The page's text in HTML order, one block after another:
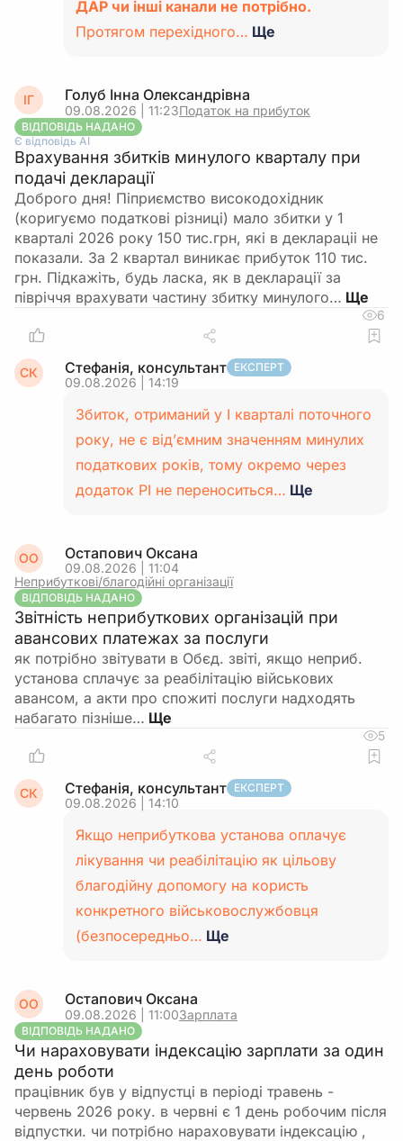
ДАР чи інші канали не потрібно.
Протягом перехідного… Ще
ІГ Голуб Інна Олександрівна
09.08.2026 | 11:23Податок на прибуток
ВІДПОВІДЬ НАДАНО
Є відповідь АІ
Врахування збитків минулого кварталу при
подачі декларації
Доброго дня! Піприємство високодохідник
(коригуємо податкові різниці) мало збитки у 1
кварталі 2026 року 150 тис.грн, які в деклараціі не
показали. За 2 квартал виникає прибуток 110 тис.
грн. Підкажіть, будь ласка, як в декларації за
півріччя врахувати частину збитку минулого…
6
СК Стефанія, консультант ЕКСПЕРТ
09.08.2026 | 14:19
Збиток, отриманий у І кварталі поточного
року, не є від’ємним значенням минулих
податкових років, тому окремо через
додаток РІ не переноситься… Ще
ОО Остапович Оксана
09.08.2026 | 11:04
Неприбуткові/благодійні організації
ВІДПОВІДЬ НАДАНО
Звітність неприбуткових організацій при
авансових платежах за послуги
як потрібно звітувати в Обєд. звіті, якщо неприб.
установа сплачує за реабілітацію військових
авансом, а акти про спожиті послуги надходять
набагато пізніше…
5
СК Стефанія, консультант ЕКСПЕРТ
09.08.2026 | 14:10
Якщо неприбуткова установа оплачує
лікування чи реабілітацію як цільову
благодійну допомогу на користь
конкретного військовослужбовця
(безпосередньо… Ще
ОО Остапович Оксана
09.08.2026 | 11:00Зарплата
ВІДПОВІДЬ НАДАНО
Чи нараховувати індексацію зарплати за один
день роботи
працівник був у відпустці в періоді травень -
червень 2026 року. в червні є 1 день робочим після
відпустки. чи потрібно нараховувати індексацію ,